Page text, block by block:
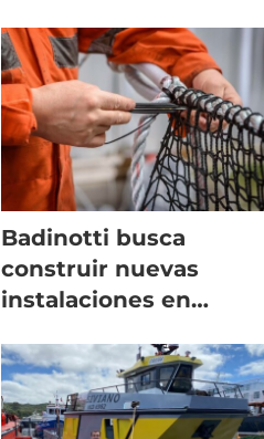
Badinotti busca
construir nuevas
instalaciones en